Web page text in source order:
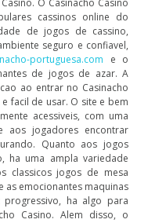
cassinos online do
de jogos de cassino,
seguro e confiavel,
portuguesa.com e o
de jogos de azar. A
ao entrar no Casinacho
facil de usar. O site e bem
acessiveis, com uma
aos jogadores encontrar
Quanto aos jogos
ha uma ampla variedade
classicos jogos de mesa
as emocionantes maquinas
ha algo para
Casino. Alem disso, o